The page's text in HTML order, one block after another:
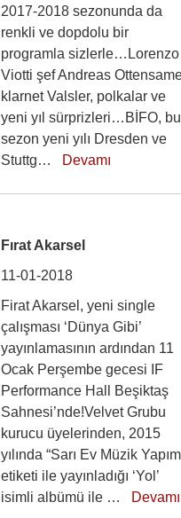
2017-2018 sezonunda da
renkli ve dopdolu bir
programla sizlerle…Lorenzo
Viotti şef Andreas
klarnet Valsler, polkalar ve
yeni yıl sürprizleri…BİFO, bu
sezon yeni yılı Dresden ve
Stuttg… Devamı
Fırat Akarsel
11-01-2018
Firat Akarsel, yeni single
çalışması ‘Dünya Gibi’
yayınlamasının ardından 11
Ocak Perşembe gecesi IF
Performance Hall Beşiktaş
Sahnesi’nde!Velvet Grubu
kurucu üyelerinden, 2015
yılında “Sarı Ev Müzik
etiketi ile yayınladığı ‘Yol’
isimli albümü ile … Devamı